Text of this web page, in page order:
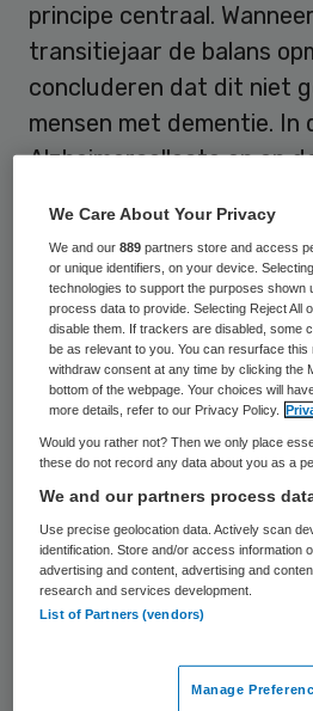
principe centraal.
transitiejaar de balans
concluderen dat dit niet
mensen met dementie. In
Alzheimercollecte en op
over het dementiebeleid
debat ging over de zorg
dementiepatiënten, de
hun mantelzorgers, het
psychofarmaca en over
waarin mensen met
mogelijk kunnen blijven
Aanleiding voor het
dementiebrief van de
VWS, waarin hij veel
en vergezichten voor de
duizend bloemen bloeien.
We Care About Your Privacy
We and our889 partners store and access
or unique identifiers, on your device.
technologies to support the purposes shown
process data to provide. Selecting Reject All
disable them. If trackers are disabled, some
be as relevant to you. You can resurface
withdraw consent at any time by clicking the
bottom of the webpage. Your choices will
more details, refer to our Privacy Policy.
Would you rather not? Then we only place
these do not record any data about you as a
We and our partners process
Use precise geolocation data. Actively scan
identification. Store and/or access information
advertising and content, advertising and
research and services development.
List of Partners (vendors)
Manage